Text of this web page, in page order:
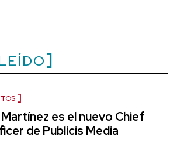
es el nuevo Chief
de Publicis Media